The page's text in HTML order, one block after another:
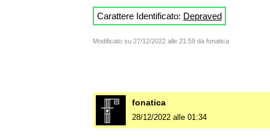
Carattere Identificato: Depraved
Modificato su 27/12/2022 alle 21:59 da fonatica
fonatica
28/12/2022 alle 01:34